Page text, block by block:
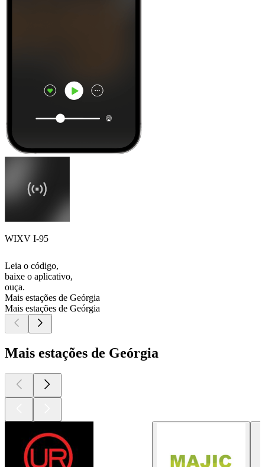
WIXV I-95
Leia o código,
baixe o aplicativo,
ouça.
Mais estações de Geórgia
Mais estações de Geórgia
Mais estações de Geórgia